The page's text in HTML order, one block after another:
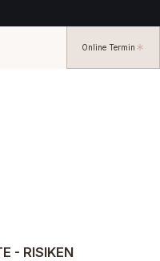
Online Termin
- RISIKEN